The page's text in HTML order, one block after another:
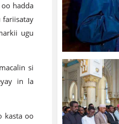
hadda
fariisatay
ugu
si
in la
kasta oo